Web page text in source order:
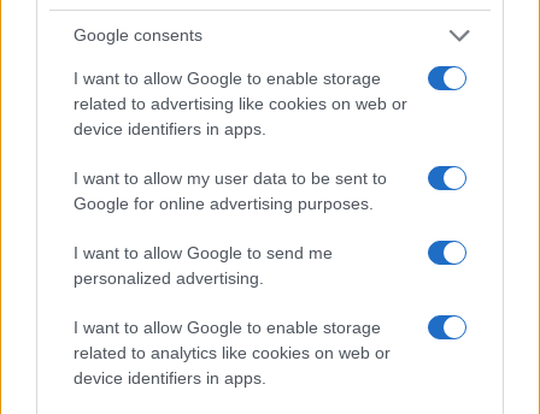
Google consents
I want to allow Google to enable storage
related to advertising like cookies on web or
device identifiers in apps.
I want to allow my user data to be sent to
Google for online advertising purposes.
I want to allow Google to send me
personalized advertising.
I want to allow Google to enable storage
related to analytics like cookies on web or
device identifiers in apps.
#zdravlje #zubi #pranje